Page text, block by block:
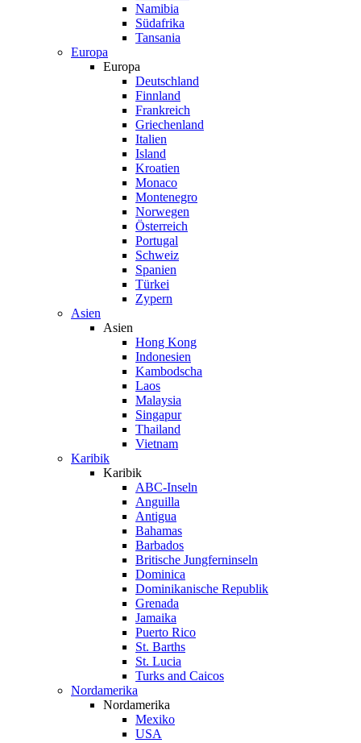
Namibia
Südafrika
Tansania
Europa
Europa
Deutschland
Finnland
Frankreich
Griechenland
Italien
Island
Kroatien
Monaco
Montenegro
Norwegen
Österreich
Portugal
Schweiz
Spanien
Türkei
Zypern
Asien
Asien
Hong Kong
Indonesien
Kambodscha
Laos
Malaysia
Singapur
Thailand
Vietnam
Karibik
Karibik
ABC-Inseln
Anguilla
Antigua
Bahamas
Barbados
Britische Jungferninseln
Dominica
Dominikanische Republik
Grenada
Jamaika
Puerto Rico
St. Barths
St. Lucia
Turks and Caicos
Nordamerika
Nordamerika
Mexiko
USA